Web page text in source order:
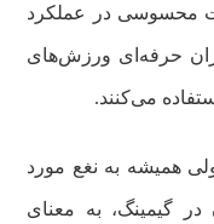
محسوسی در عملکرد
حرفه‌ای ورزش‌های
می‌کنند.
همیشه به نغع مورد
گیمینگ، به معنای